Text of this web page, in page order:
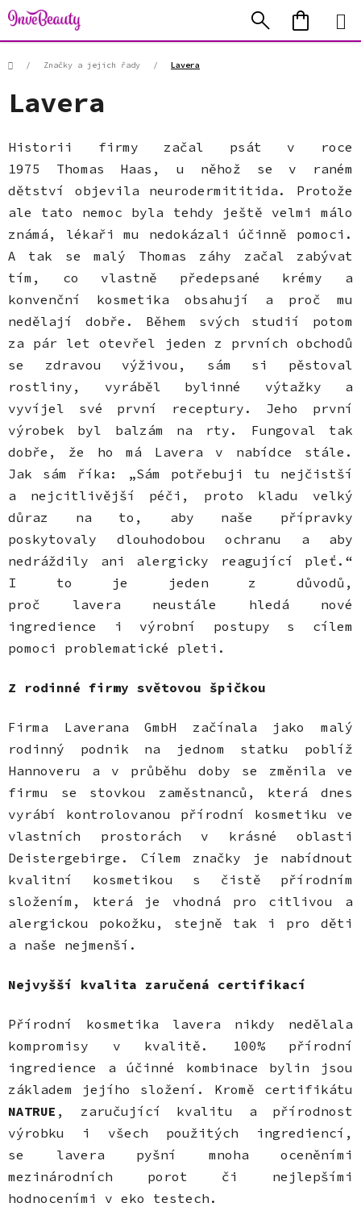
Přejít
na
obsah
Hledat
KOŠÍK
Domů/ Značky a jejich řady / Lavera
Lavera
Historii firmy začal psát v roce
1975 Thomas Haas, u něhož se v raném
dětství objevila neurodermititida. Protože
ale tato nemoc byla tehdy ještě velmi málo
známá, lékaři mu nedokázali účinně pomoci.
A tak se malý Thomas záhy začal zabývat
tím, co vlastně předepsané krémy a
konvenční kosmetika obsahují a proč mu
nedělají dobře. Během svých studií potom
za pár let otevřel jeden z prvních obchodů
se zdravou výživou, sám si pěstoval
rostliny, vyráběl bylinné výtažky a
vyvíjel své první receptury. Jeho první
výrobek byl balzám na rty. Fungoval tak
dobře, že ho má Lavera v nabídce stále.
Jak sám říka: „Sám potřebuji tu nejčistší
a nejcitlivější péči, proto kladu velký
důraz na to, aby naše přípravky
poskytovaly dlouhodobou ochranu a aby
nedráždily ani alergicky reagující pleť.“
I to je jeden z důvodů,
proč lavera neustále hledá nové
ingredience i výrobní postupy s cílem
pomoci problematické pleti.
Z rodinné firmy světovou špičkou
Firma Laverana GmbH začínala jako malý
rodinný podnik na jednom statku poblíž
Hannoveru a v průběhu doby se změnila ve
firmu se stovkou zaměstnanců, která dnes
vyrábí kontrolovanou přírodní kosmetiku ve
vlastních prostorách v krásné oblasti
Deistergebirge. Cílem značky je nabídnout
kvalitní kosmetikou s čistě přírodním
složením, která je vhodná pro citlivou a
alergickou pokožku, stejně tak i pro děti
a naše nejmenší.
Nejvyšší kvalita zaručená certifikací
Přírodní kosmetika lavera nikdy nedělala
kompromisy v kvalitě. 100% přírodní
ingredience a účinné kombinace bylin jsou
základem jejího složení. Kromě certifikátu
NATRUE , zaručující kvalitu a přírodnost
výrobku i všech použitých ingrediencí,
se lavera pyšní mnoha oceněními
mezinárodních porot či nejlepšími
hodnoceními v eko testech.